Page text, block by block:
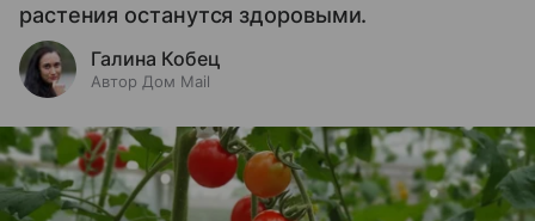
растения останутся здоровыми.
Галина Кобец
Автор Дом Mail